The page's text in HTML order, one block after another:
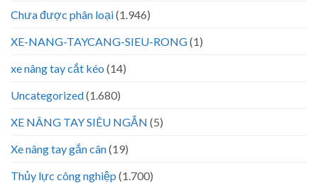
Chưa được phân loại(1.946)
XE-NANG-TAYCANG-SIEU-RONG(1)
xe nâng tay cắt kéo (14)
Uncategorized(1.680)
XE NÂNG TAY SIÊU NGẮN (5)
Xe nâng tay gắn cân(19)
Thủy lực công nghiệp (1.700)